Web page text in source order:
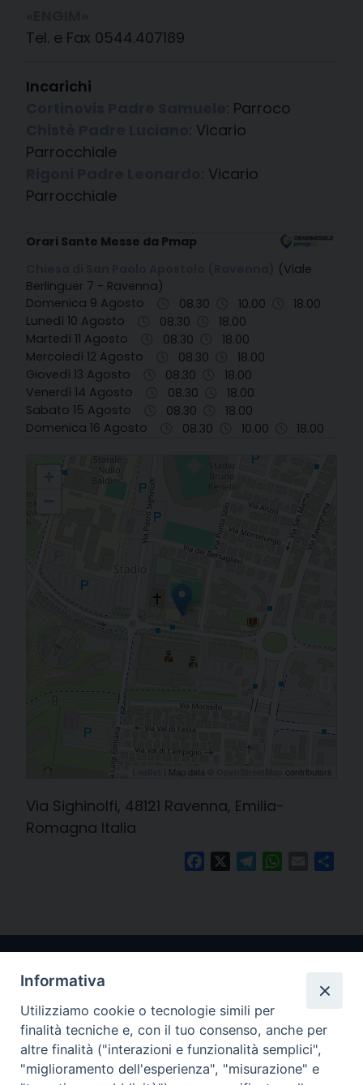
Tel. e Fax 0544.407189
Incarichi
: Parroco
: Vicario
Parrocchiale
: Vicario
Parrocchiale
Orari Sante Messe da Pmap
(Viale
Berlinguer 7 - Ravenna)
Domenica 9 Agosto
08.30 10.00
18.00
Lunedì 10 Agosto
08.30
18.00
Martedì 11 Agosto
08.30
18.00
Mercoledì 12 Agosto
08.30
18.00
Giovedì 13 Agosto
08.30
18.00
Venerdì 14 Agosto
08.30
18.00
Sabato 15 Agosto
08.30
18.00
Domenica 16 Agosto
08.30 10.00 18.00
43. Ravenna - S. Paolo Apostolo
| Map data © contributors
Via Sighinolfi, 48121 Ravenna, Emilia-
Romagna Italia
FacebookTelegram
WhatsApp
Email
Arcidiocesi di Ravenna-Cervia
Informativa
Utilizziamo cookie o tecnologie simili per
finalità tecniche e, con il tuo consenso, anche per
altre finalità ("interazioni e funzionalità semplici",
"miglioramento dell'esperienza", "misurazione" e